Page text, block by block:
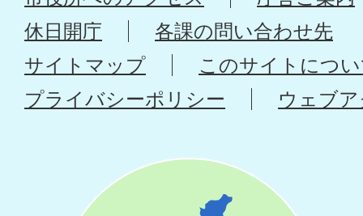
休日開庁
各課の問い合わせ先
サイトマップ
このサイトにつ
プライバシーポリシー
ウェブ